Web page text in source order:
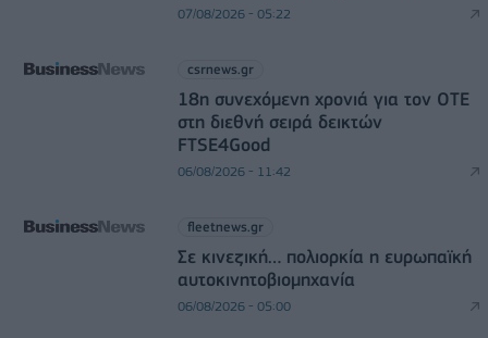
07/08/2026 - 05:22
csrnews.gr
18η συνεχόμενη χρονιά για τον ΟΤΕ
στη διεθνή σειρά δεικτών
FTSE4Good
06/08/2026 - 11:42
fleetnews.gr
Σε κινεζική… πολιορκία η ευρωπαϊκή
αυτοκινητοβιομηχανία
06/08/2026 - 05:00